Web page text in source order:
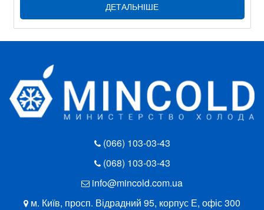
ДЕТАЛЬНІШЕ
(066) 103-03-43
(068) 103-03-43
info@mincold.com.ua
м. Київ, просп. Відрадний 95, корпус Е, офіс 300